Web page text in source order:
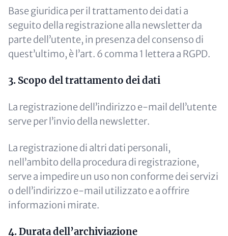
Base giuridica per il trattamento dei dati a
seguito della registrazione alla newsletter da
parte dell’utente, in presenza del consenso di
quest’ultimo, è l’art. 6 comma 1 lettera a RGPD.
3. Scopo del trattamento dei dati
La registrazione dell’indirizzo e-mail dell’utente
serve per l’invio della newsletter.
La registrazione di altri dati personali,
nell’ambito della procedura di registrazione,
serve a impedire un uso non conforme dei servizi
o dell’indirizzo e-mail utilizzato e a offrire
informazioni mirate.
4. Durata dell’archiviazione